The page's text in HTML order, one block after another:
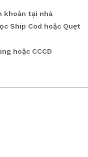
khoản tại nhà
Ship Cod hoặc Quẹt
hoặc CCCD